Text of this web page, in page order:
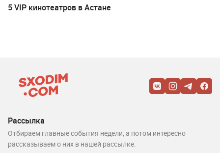
5 VIP кинотеатров в Астане
Рассылка
Отбираем главные события недели, а потом интересно
рассказываем о них в нашей рассылке.